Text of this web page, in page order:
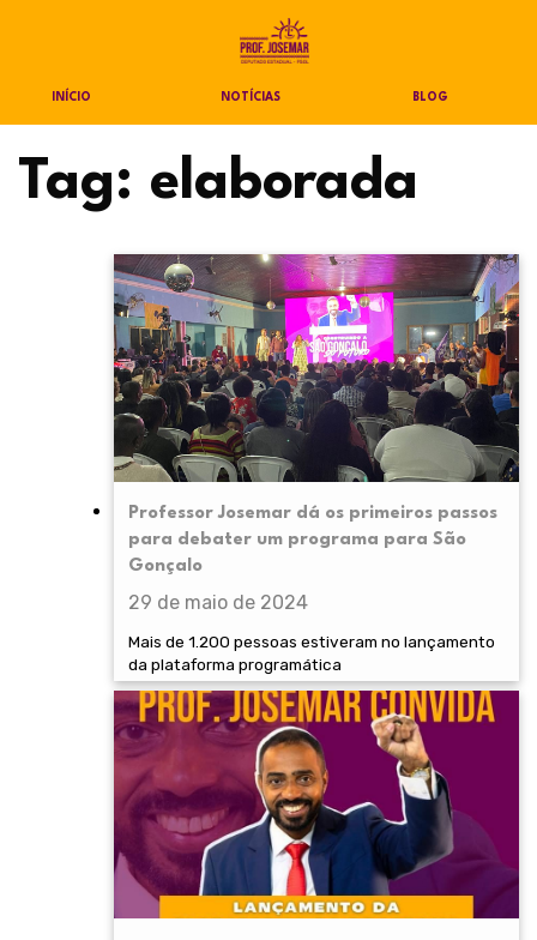
INÍCIO NOTÍCIAS BLOG
Tag: elaborada
Professor Josemar dá os primeiros passos
para debater um programa para São
Gonçalo
29 de maio de 2024
Mais de 1.200 pessoas estiveram no lançamento
da plataforma programática